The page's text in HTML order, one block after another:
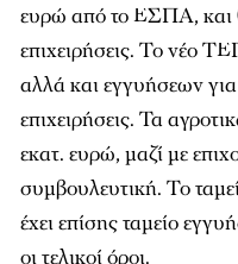
ευρώ από το ΕΣΠΑ, και
επιχειρήσεις. Το νέο
αλλά και εγγυήσεων
επιχειρήσεις. Τα
εκατ. ευρώ, μαζί με
συμβουλευτική. Το
έχει επίσης ταμείο
οι τελικοί όροι.